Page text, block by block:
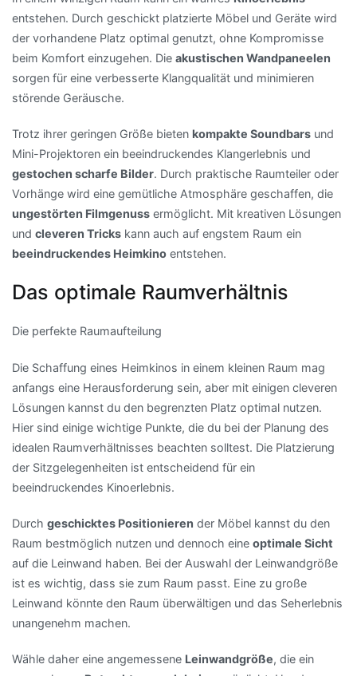
entstehen. Durch geschickt platzierte Möbel und Geräte wird
der vorhandene Platz optimal genutzt, ohne Kompromisse
beim Komfort einzugehen. Die akustischen Wandpaneelen
sorgen für eine verbesserte Klangqualität und minimieren
störende Geräusche.
Trotz ihrer geringen Größe bieten kompakte Soundbars und
Mini-Projektoren ein beeindruckendes Klangerlebnis und
gestochen scharfe Bilder. Durch praktische Raumteiler oder
Vorhänge wird eine gemütliche Atmosphäre geschaffen, die
ungestörten Filmgenuss ermöglicht. Mit kreativen Lösungen
und cleveren Tricks kann auch auf engstem Raum ein
beeindruckendes Heimkino entstehen.
Das optimale Raumverhältnis
Die perfekte Raumaufteilung
Die Schaffung eines Heimkinos in einem kleinen Raum mag
anfangs eine Herausforderung sein, aber mit einigen cleveren
Lösungen kannst du den begrenzten Platz optimal nutzen.
Hier sind einige wichtige Punkte, die du bei der Planung des
idealen Raumverhältnisses beachten solltest. Die Platzierung
der Sitzgelegenheiten ist entscheidend für ein
beeindruckendes Kinoerlebnis.
Durch geschicktes Positionieren der Möbel kannst du den
Raum bestmöglich nutzen und dennoch eine optimale Sicht
auf die Leinwand haben. Bei der Auswahl der Leinwandgröße
ist es wichtig, dass sie zum Raum passt. Eine zu große
Leinwand könnte den Raum überwältigen und das Seherlebnis
unangenehm machen.
Wähle daher eine angemessene Leinwandgröße, die ein